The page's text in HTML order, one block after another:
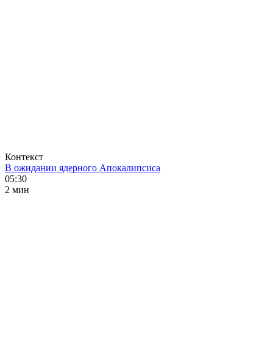
Контекст
В ожидании ядерного Апокалипсиса
05:30
2 мин